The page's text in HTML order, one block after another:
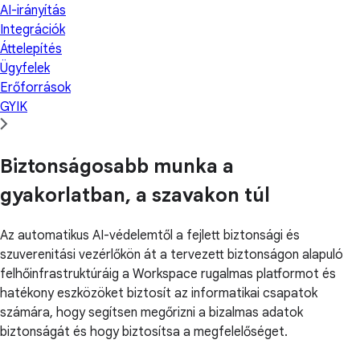
AI-irányítás
Integrációk
Áttelepítés
Ügyfelek
Erőforrások
GYIK
Biztonságosabb munka a
gyakorlatban, a szavakon túl
Az automatikus AI-védelemtől a fejlett biztonsági és
szuverenitási vezérlőkön át a tervezett biztonságon alapuló
felhőinfrastruktúráig a Workspace rugalmas platformot és
hatékony eszközöket biztosít az informatikai csapatok
számára, hogy segítsen megőrizni a bizalmas adatok
biztonságát és hogy biztosítsa a megfelelőséget.